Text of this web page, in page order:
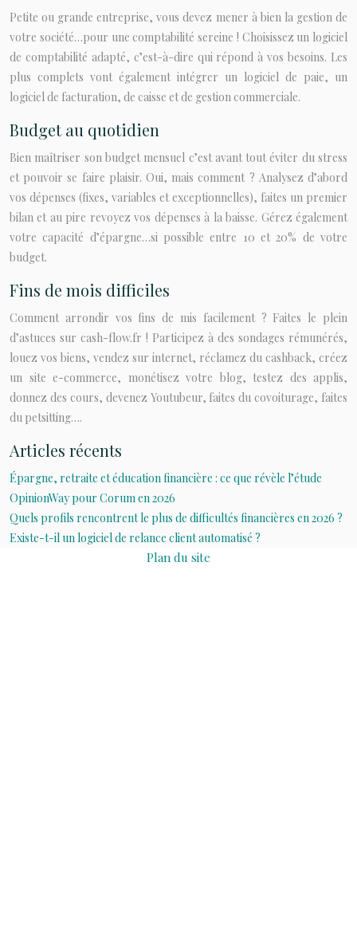
Petite ou grande entreprise, vous devez mener à bien la gestion de
votre société…pour une comptabilité sereine ! Choisissez un logiciel
de comptabilité adapté, c’est-à-dire qui répond à vos besoins. Les
plus complets vont également intégrer un logiciel de paie, un
logiciel de facturation, de caisse et de gestion commerciale.
Budget au quotidien
Bien maîtriser son budget mensuel c’est avant tout éviter du stress
et pouvoir se faire plaisir. Oui, mais comment ? Analysez d’abord
vos dépenses (fixes, variables et exceptionnelles), faites un premier
bilan et au pire revoyez vos dépenses à la baisse. Gérez également
votre capacité d’épargne…si possible entre 10 et 20% de votre
budget.
Fins de mois difficiles
Comment arrondir vos fins de mis facilement ? Faites le plein
d’astuces sur cash-flow.fr ! Participez à des sondages rémunérés,
louez vos biens, vendez sur internet, réclamez du cashback, créez
un site e-commerce, monétisez votre blog, testez des applis,
donnez des cours, devenez Youtubeur, faites du covoiturage, faites
du petsitting….
Articles récents
Épargne, retraite et éducation financière : ce que révèle l’étude
OpinionWay pour Corum en 2026
Quels profils rencontrent le plus de difficultés financières en 2026 ?
Existe-t-il un logiciel de relance client automatisé ?
Plan du site